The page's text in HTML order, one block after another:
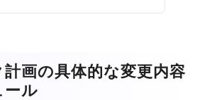
画の具体的な変更内容
ール